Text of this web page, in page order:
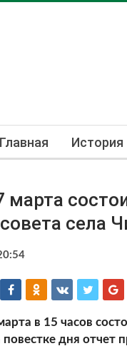
Главная История
села
в 15 часов
дня отчет